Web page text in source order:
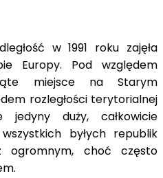
w 1991 roku zajęła
Europy. Pod względem
miejsce na Starym
rozległości terytorialnej
duży, całkowicie
byłych republik
ogromnym, choć często